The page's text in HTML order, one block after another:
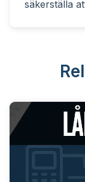
säkerställa